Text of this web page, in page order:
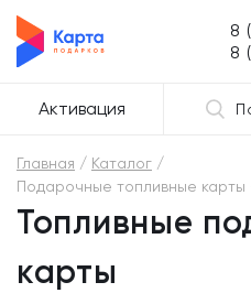
8
8
Активация
Главная
Каталог
Подарочные топливные карты
Топливные
карты